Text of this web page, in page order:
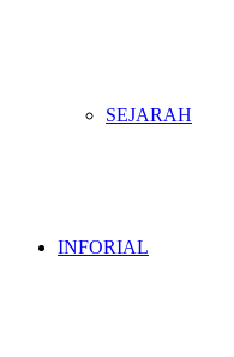
SEJARAH
INFORIAL